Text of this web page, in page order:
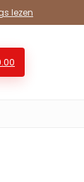
lezen